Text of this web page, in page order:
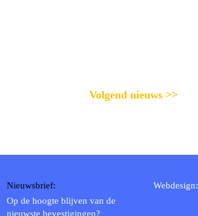
Volgend nieuws >>
Nieuwsbrief:
Op de hoogte blijven van de
nieuwste bevestigingen?
Webdesign: